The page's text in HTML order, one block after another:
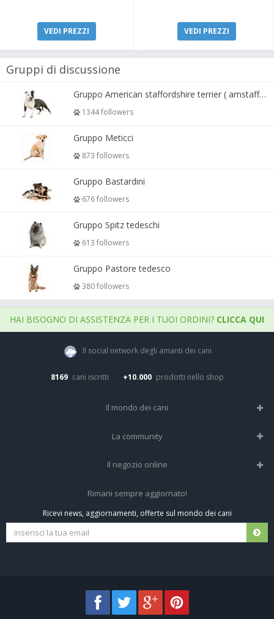
VEDI PREZZI VEDI PREZZI
Gruppi di discussione
Gruppo American staffordshire terrier ( amstaff, amastaff )
1344 followers
Gruppo Meticci
873 followers
Gruppo Bastardini
676 followers
Gruppo Spitz tedeschi
613 followers
Gruppo Pastore tedesco
380 followers
HAI BISOGNO DI ASSISTENZA PER I TUOI ORDINI? CLICCA QUI
Il social network degli amanti dei cani
8169 cani iscritti +10.000 prodotti nello shop
Il mondo dei cani
Tutte le razze
La community
Home
Tutti i cani iscritti
Il negozio online
Negozio per cani
Spedizioni e resi
Rimani sempre aggiornato!
Ricevi news, aggiornamenti, offerte sul mondo dei cani